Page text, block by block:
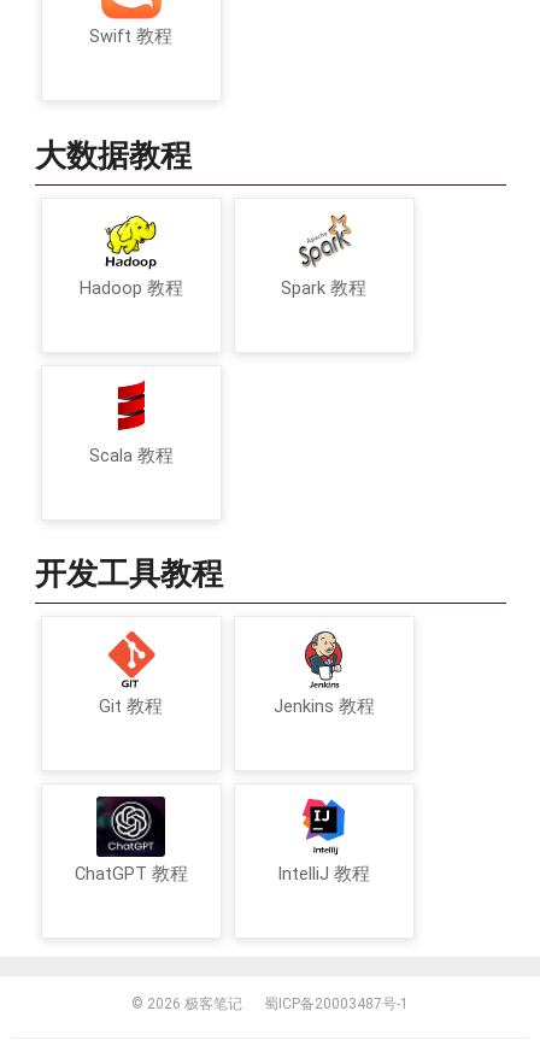
Swift 教程
大数据教程
Hadoop 教程 Spark 教程
Scala 教程
开发工具教程
Git 教程 Jenkins 教程
ChatGPT 教程 IntelliJ 教程
© 2026 极客笔记 蜀ICP备20003487号-1